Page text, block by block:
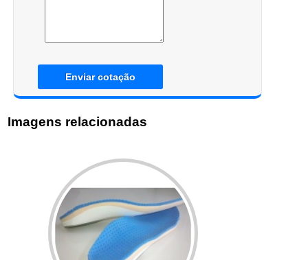
Enviar cotação
Imagens relacionadas